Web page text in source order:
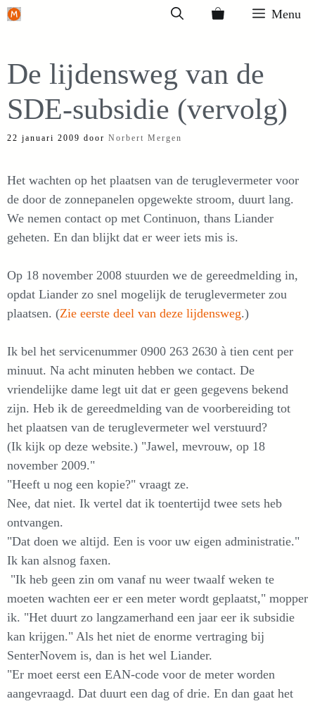
Ga
inhoud
Menu
De lijdensweg van de
SDE-subsidie (vervolg)
22 januari 2009 door Norbert Mergen
Het wachten op het plaatsen van de teruglevermeter voor
de door de zonnepanelen opgewekte stroom, duurt lang.
We nemen contact op met Continuon, thans Liander
geheten. En dan blijkt dat er weer iets mis is.
Op 18 november 2008 stuurden we de gereedmelding in,
opdat Liander zo snel mogelijk de teruglevermeter zou
plaatsen. (Zie eerste deel van deze lijdensweg.)
Ik bel het servicenummer 0900 263 2630 à tien cent per
minuut. Na acht minuten hebben we contact. De
vriendelijke dame legt uit dat er geen gegevens bekend
zijn. Heb ik de gereedmelding van de voorbereiding tot
het plaatsen van de teruglevermeter wel verstuurd?
(Ik kijk op deze website.) "Jawel, mevrouw, op 18
november 2009."
"Heeft u nog een kopie?" vraagt ze.
Nee, dat niet. Ik vertel dat ik toentertijd twee sets heb
ontvangen.
"Dat doen we altijd. Een is voor uw eigen administratie."
Ik kan alsnog faxen.
"Ik heb geen zin om vanaf nu weer twaalf weken te
moeten wachten eer er een meter wordt geplaatst," mopper
ik. "Het duurt zo langzamerhand een jaar eer ik subsidie
kan krijgen." Als het niet de enorme vertraging bij
SenterNovem is, dan is het wel Liander.
"Er moet eerst een EAN-code voor de meter worden
aangevraagd. Dat duurt een dag of drie. En dan gaat het